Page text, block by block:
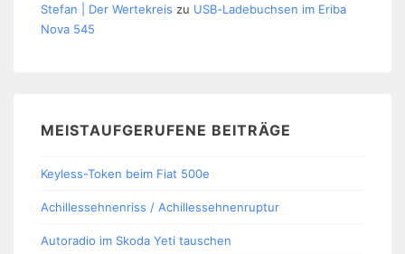
Stefan | Der Wertekreis zu USB-Ladebuchsen im Eriba
Nova 545
MEISTAUFGERUFENE BEITRÄGE
Keyless-Token beim Fiat 500e
Achillessehnenriss / Achillessehnenruptur
Autoradio im Skoda Yeti tauschen